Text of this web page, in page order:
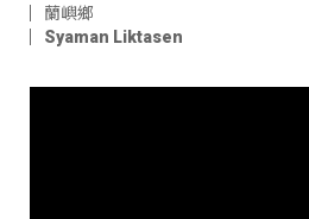
蘭嶼鄉
Syaman Liktasen